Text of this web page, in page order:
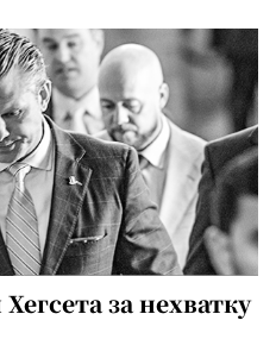
за нехватку